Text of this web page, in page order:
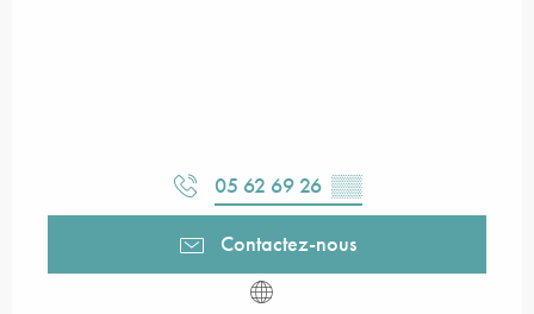
05 62 69 26 ▒▒
Contactez-nous